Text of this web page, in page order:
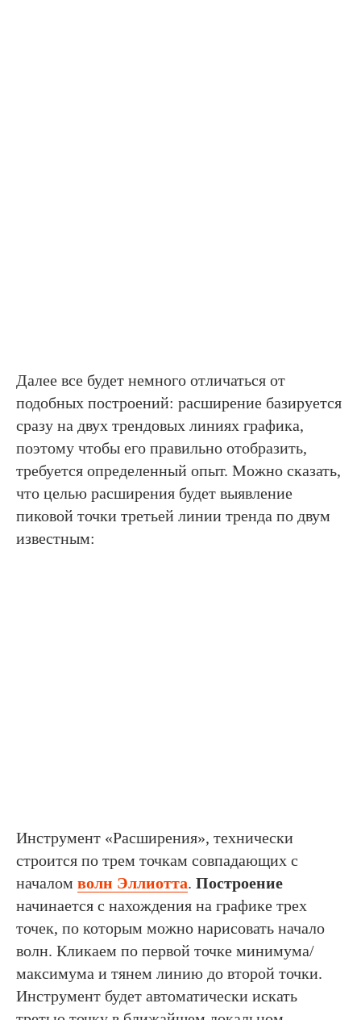
Далее все будет немного отличаться от
подобных построений: расширение базируется
сразу на двух трендовых линиях графика,
поэтому чтобы его правильно отобразить,
требуется определенный опыт. Можно сказать,
что целью расширения будет выявление
пиковой точки третьей линии тренда по двум
известным:
Инструмент «Расширения», технически
строится по трем точкам совпадающих с
началом волн Эллиотта. Построение
начинается с нахождения на графике трех
точек, по которым можно нарисовать начало
волн. Кликаем по первой точке минимума/
максимума и тянем линию до второй точки.
Инструмент будет автоматически искать